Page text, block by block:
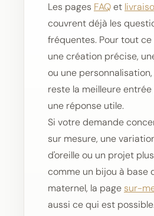
Les pages FAQet
couvrent déjà les
fréquentes. Pour tout
une création précise,
ou une
reste la meilleure
une réponse utile.
Si votre demande
sur mesure, une
d'oreille ou un projet
comme un bijou à base
maternel, la page sur-
aussi ce qui est